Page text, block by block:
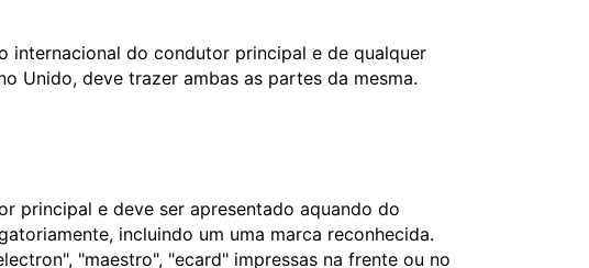
internacional do condutor principal e de qualquer
Unido, deve trazer ambas as partes da mesma.
principal e deve ser apresentado aquando do
incluindo um uma marca reconhecida.
"maestro", "ecard" impressas na frente ou no